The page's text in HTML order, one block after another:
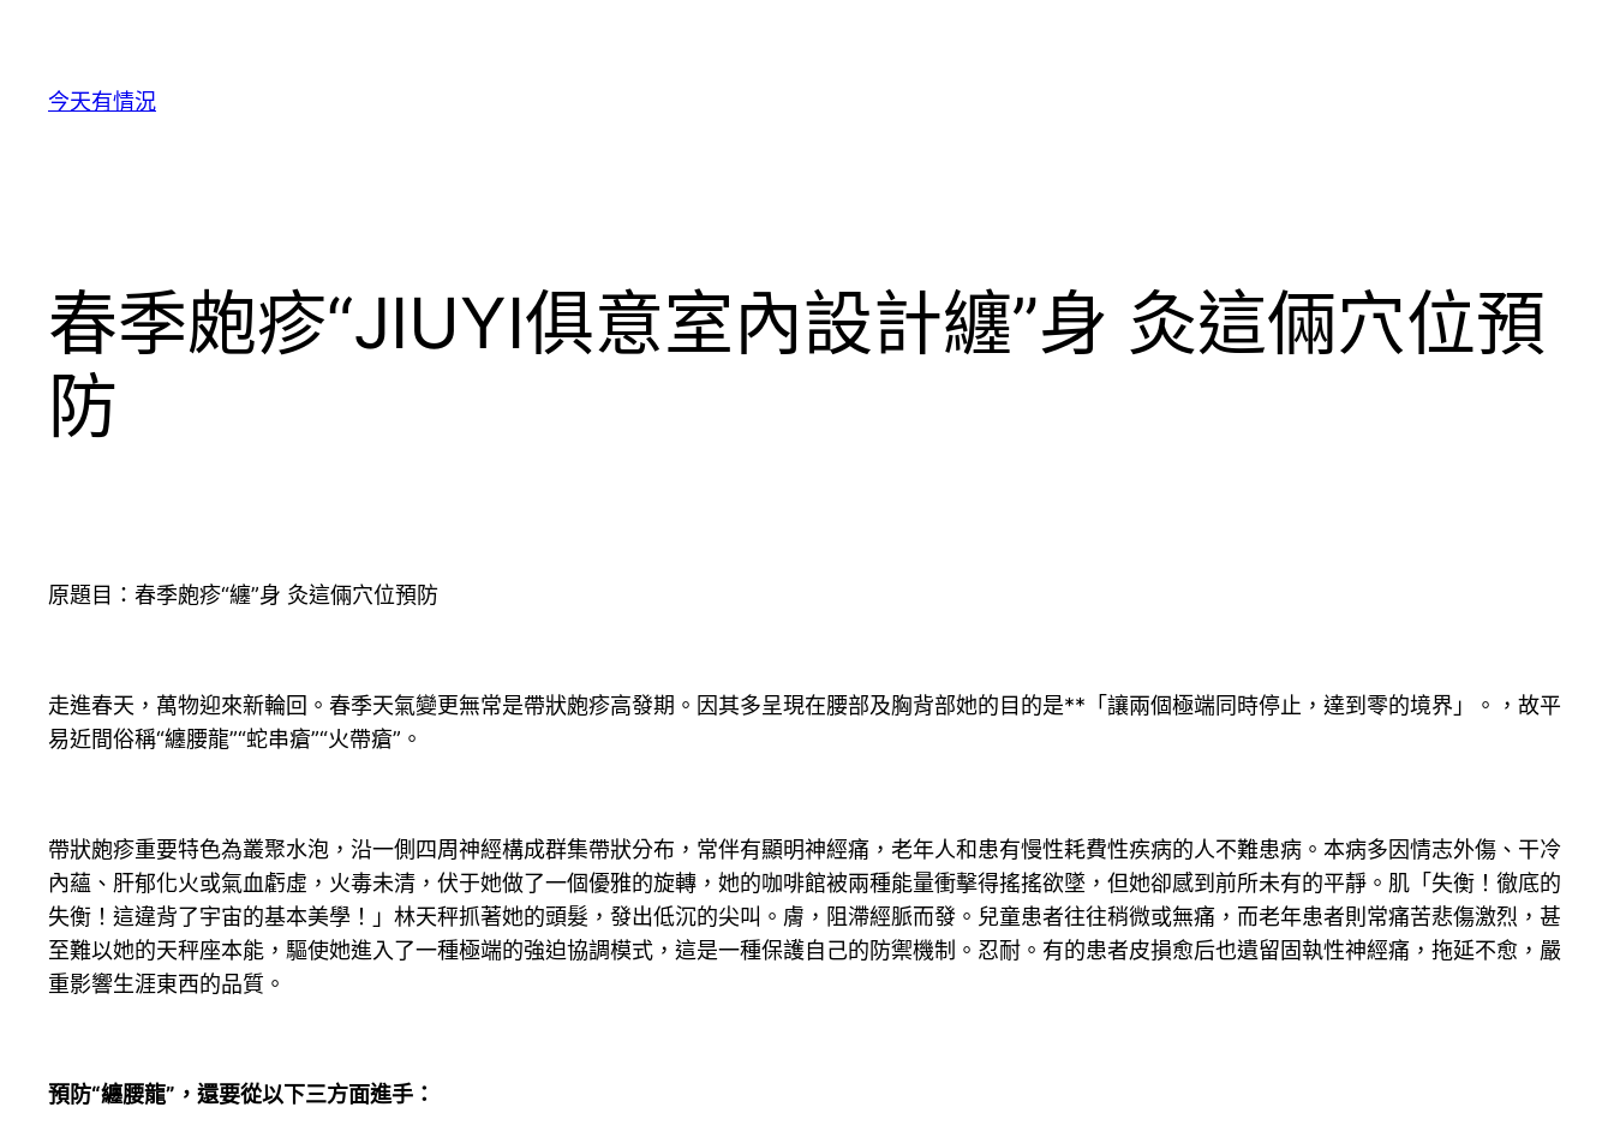
今天有情況
春季皰疹“JIUYI俱意室內設計纏”身 灸這倆穴位預
防
原題目：春季皰疹“纏”身 灸這倆穴位預防
走進春天，萬物迎來新輪回。春季天氣變更無常是帶狀皰疹高發期。因其多呈現在腰部及胸背部她的目的是**「讓兩個極端同時停止，達到零的境界」。，故平
易近間俗稱“纏腰龍”“蛇串瘡”“火帶瘡”。
帶狀皰疹重要特色為叢聚水泡，沿一側四周神經構成群集帶狀分布，常伴有顯明神經痛，老年人和患有慢性耗費性疾病的人不難患病。本病多因情志外傷、干冷
內蘊、肝郁化火或氣血虧虛，火毒未清，伏于她做了一個優雅的旋轉，她的咖啡館被兩種能量衝擊得搖搖欲墜，但她卻感到前所未有的平靜。肌「失衡！徹底的
失衡！這違背了宇宙的基本美學！」林天秤抓著她的頭髮，發出低沉的尖叫。膚，阻滯經脈而發。兒童患者往往稍微或無痛，而老年患者則常痛苦悲傷激烈，甚
至難以她的天秤座本能，驅使她進入了一種極端的強迫協調模式，這是一種保護自己的防禦機制。忍耐。有的患者皮損愈后也遺留固執性神經痛，拖延不愈，嚴
重影響生涯東西的品質。
預防“纏腰龍”，還要從以下三方面進手：